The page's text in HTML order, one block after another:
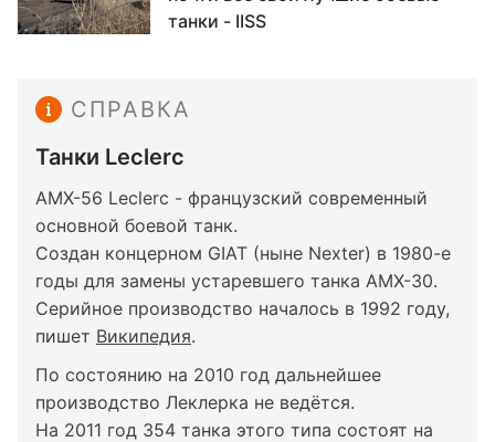
танки - IISS
СПРАВКА
Танки Leclerc
AMX-56 Leclerc - французский современный
основной боевой танк.
Создан концерном GIAT (ныне Nexter) в 1980-е
годы для замены устаревшего танка AMX-30.
Серийное производство началось в 1992 году,
пишет Википедия.
По состоянию на 2010 год дальнейшее
производство Леклерка не ведётся.
На 2011 год 354 танка этого типа состоят на